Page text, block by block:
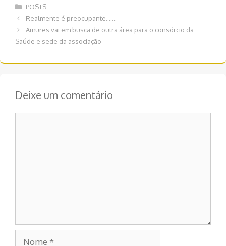
Categorias
POSTS
Navegação
Realmente é preocupante…….
Amures vai em busca de outra área para o consórcio da
Saúde e sede da associação
Deixe um comentário